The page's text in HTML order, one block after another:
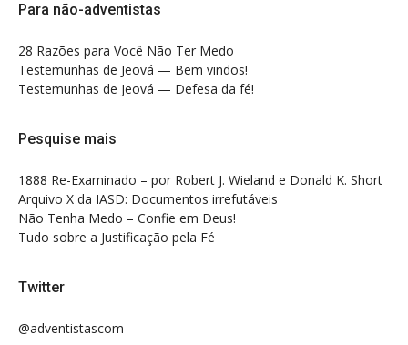
Para não-adventistas
28 Razões para Você Não Ter Medo
Testemunhas de Jeová — Bem vindos!
Testemunhas de Jeová — Defesa da fé!
Pesquise mais
1888 Re-Examinado – por Robert J. Wieland e Donald K. Short
Arquivo X da IASD: Documentos irrefutáveis
Não Tenha Medo – Confie em Deus!
Tudo sobre a Justificação pela Fé
Twitter
@adventistascom